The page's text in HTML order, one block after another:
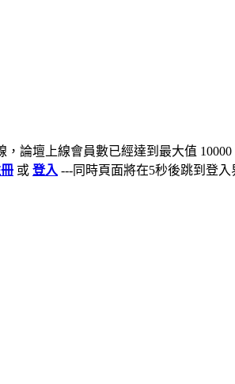
，論壇上線會員數已經達到最大值
或 登入 ---同時頁面將在5秒後跳到登入